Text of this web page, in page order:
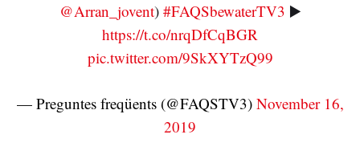
@Arran_jovent) #FAQSbewaterTV3 ▶️
https://t.co/nrqDfCqBGR
pic.twitter.com/9SkXYTzQ99
— Preguntes freqüents (@FAQSTV3) November 16,
2019